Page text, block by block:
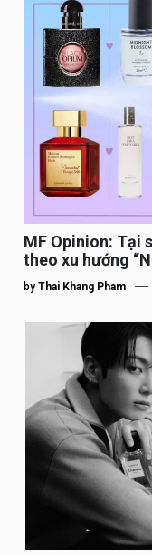
MF Opinion: Tại
theo xu hướng
by Thai Khang Pham